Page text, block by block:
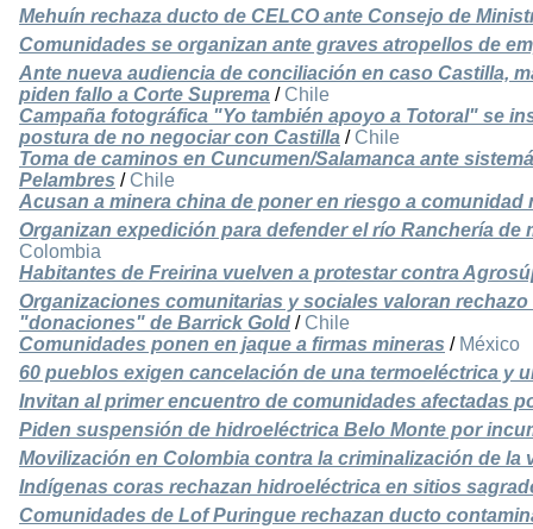
Mehuín rechaza ducto de CELCO ante Consejo de
Comunidades se organizan ante graves atropellos de
Ante nueva audiencia de conciliación en caso Castilla,
piden fallo a Corte Suprema / Chile
Campaña fotográfica "Yo también apoyo a Totoral" se
postura de no negociar con Castilla / Chile
Toma de caminos en Cuncumen/Salamanca ante
Pelambres / Chile
Acusan a minera china de poner en riesgo a comunidad
Organizan expedición para defender el río Ranchería de
Colombia
Habitantes de Freirina vuelven a protestar contra
Organizaciones comunitarias y sociales valoran
"donaciones" de Barrick Gold / Chile
Comunidades ponen en jaque a firmas mineras / México
60 pueblos exigen cancelación de una termoeléctrica y
Invitan al primer encuentro de comunidades afectadas
Piden suspensión de hidroeléctrica Belo Monte por
Movilización en Colombia contra la criminalización de la
Indígenas coras rechazan hidroeléctrica en sitios
Comunidades de Lof Puringue rechazan ducto